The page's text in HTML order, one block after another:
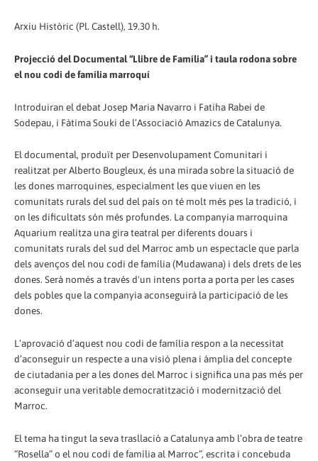
Arxiu Històric (Pl. Castell), 19.30 h.
Projecció del Documental “Llibre de Família” i taula rodona sobre
el nou codi de família marroquí
Introduiran el debat Josep Maria Navarro i Fatiha Rabei de
Sodepau, i Fàtima Souki de l’Associació Amazics de Catalunya.
El documental, produït per Desenvolupament Comunitari i
realitzat per Alberto Bougleux, és una mirada sobre la situació de
les dones marroquines, especialment les que viuen en les
comunitats rurals del sud del país on té molt més pes la tradició, i
on les dificultats són més profundes. La companyia marroquina
Aquarium realitza una gira teatral per diferents douars i
comunitats rurals del sud del Marroc amb un espectacle que parla
dels avenços del nou codi de família (Mudawana) i dels drets de les
dones. Serà només a través d'un intens porta a porta per les cases
dels pobles que la companyia aconseguirà la participació de les
dones.
L’aprovació d’aquest nou codi de família respon a la necessitat
d’aconseguir un respecte a una visió plena i àmplia del concepte
de ciutadania per a les dones del Marroc i significa una pas més per
aconseguir una veritable democratització i modernització del
Marroc.
El tema ha tingut la seva trasllació a Catalunya amb l’obra de teatre
“Rosella” o el nou codi de família al Marroc”, escrita i concebuda